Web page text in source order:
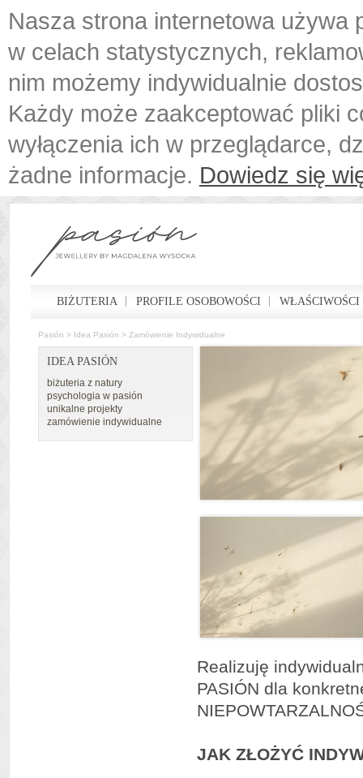
Nasza strona internetowa używa
w celach statystycznych,
nim możemy indywidualnie
Każdy może zaakceptować pliki
wyłączenia ich w przeglądarce,
żadne informacje. Dowiedz się
BIŻUTERIA PROFILE OSOBOWOŚCI
Pasión > Idea Pasión > Zamówienie Indywidualne
IDEA PASIÓN
biżuteria z natury
psychologia w pasión
unikalne projekty
zamówienie indywidualne
Realizuję
PASIÓN dla
JAK ZŁOŻYĆ